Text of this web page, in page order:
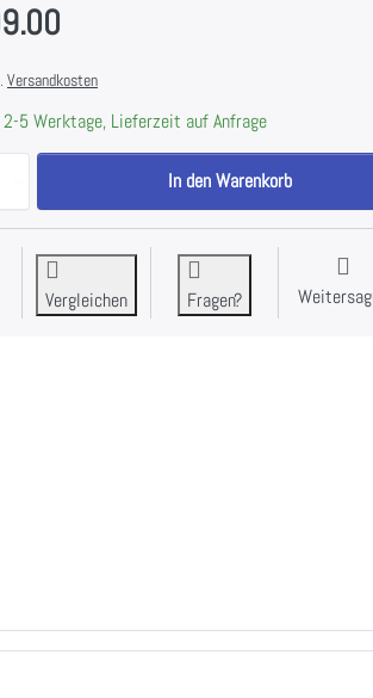
Versandkosten
5 Werktage, Lieferzeit auf Anfrage
MIELE AB | Ausgleichsblende Edelstahl/
In den Warenkorb
Vergleichen Fragen?